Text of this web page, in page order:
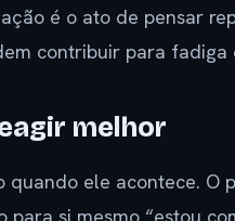
é o ato de pensar
contribuir para fadiga
melhor
quando ele acontece. O
si mesmo “estou